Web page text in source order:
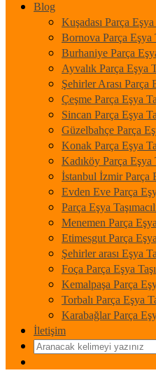
Blog
Kuşadası Parça Eşya
Bornova Parça Eşya
Burhaniye Parça
Ayvalık Parça Eşya
Şehirler Arası Parça
Çeşme Parça Eşya
Sincan Parça Eşya
Güzelbahçe Parça
Konak Parça Eşya
Kadıköy Parça Eşya
İstanbul İzmir Parça
Evden Eve Parça
Parça Eşya
Menemen Parça
Etimesgut Parça
Şehirler arası Eşya
Foça Parça Eşya
Kemalpaşa Parça
Torbalı Parça Eşya
Karabağlar Parça
İletişim